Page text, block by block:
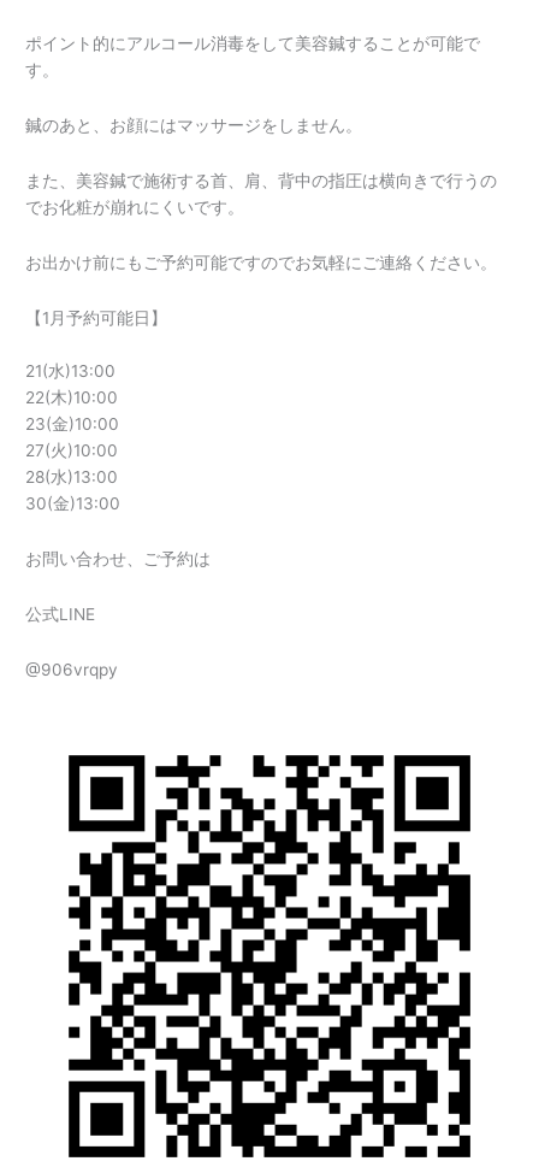
ポイント的にアルコール消毒をして美容鍼することが可能で
す。
鍼のあと、お顔にはマッサージをしません。
また、美容鍼で施術する首、肩、背中の指圧は横向きで行うの
でお化粧が崩れにくいです。
お出かけ前にもご予約可能ですのでお気軽にご連絡ください。
【1月予約可能日】
21(水)13:00
22(木)10:00
23(金)10:00
27(火)10:00
28(水)13:00
30(金)13:00
お問い合わせ、ご予約は
公式LINE
@906vrqpy